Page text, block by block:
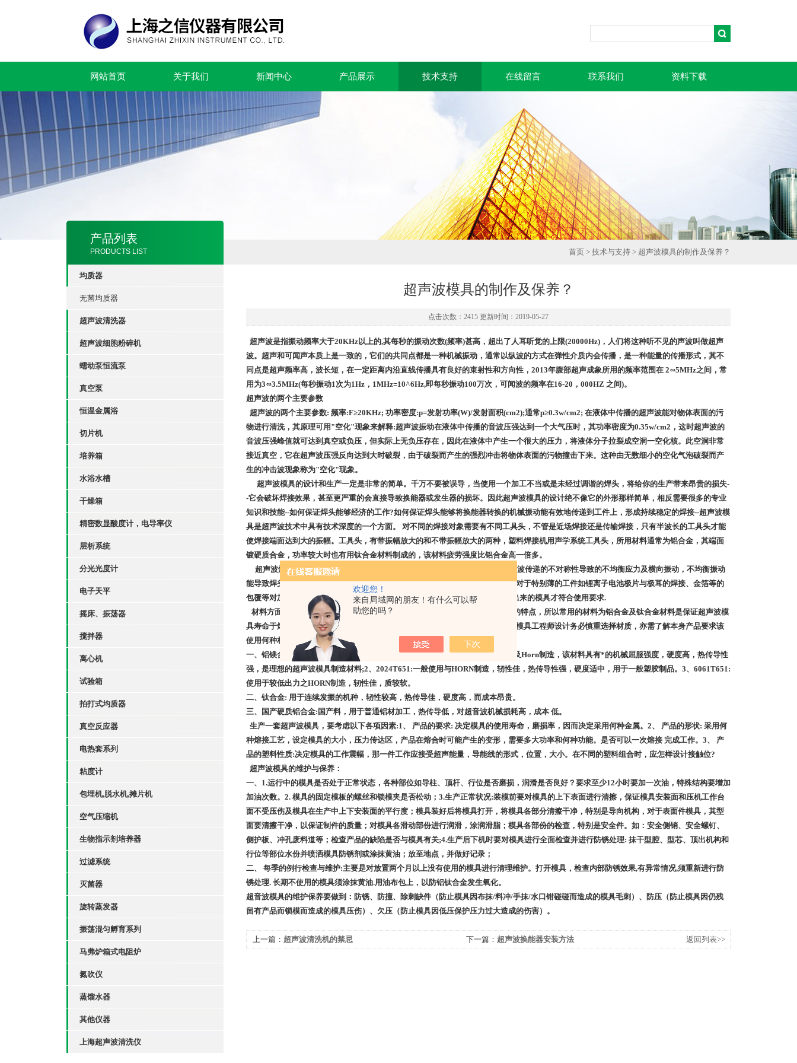
欢迎您！
来自局域网的朋友！有什么可以帮
助您的吗？
网站首页 关于我们 新闻中心 产品展示 技术支持 在线留言 联系我们 资料下载
产品列表
PRODUCTS LIST
均质器
无菌均质器
超声波清洗器
超声波细胞粉碎机
蠕动泵恒流泵
真空泵
恒温金属浴
切片机
培养箱
水浴水槽
干燥箱
精密数显酸度计，电导率仪
层析系统
分光光度计
电子天平
摇床、振荡器
搅拌器
离心机
试验箱
拍打式均质器
真空反应器
电热套系列
粘度计
包埋机,脱水机,摊片机
空气压缩机
生物指示剂培养器
过滤系统
灭菌器
旋转蒸发器
振荡混匀孵育系列
马弗炉箱式电阻炉
氮吹仪
蒸馏水器
其他仪器
上海超声波清洗仪
首页 > 技术与支持 > 超声波模具的制作及保养？
超声波模具的制作及保养？
点击次数：2415 更新时间：2019-05-27
超声波是指振动频率大于20KHz以上的,其每秒的振动次数(频率)甚高，超出了人耳听觉的上限(20000Hz)，人们将这种听不见的声波叫做超声
波。超声和可闻声本质上是一致的，它们的共同点都是一种机械振动，通常以纵波的方式在弹性介质内会传播，是一种能量的传播形式，其不
同点是超声频率高，波长短，在一定距离内沿直线传播具有良好的束射性和方向性，2013年腹部超声成象所用的频率范围在 2∽5MHz之间，常
用为3∽3.5MHz(每秒振动1次为1Hz，1MHz=10^6Hz,即每秒振动100万次，可闻波的频率在16-20，000HZ 之间)。
超声波的两个主要参数
超声波的两个主要参数: 频率:F≥20KHz; 功率密度:p=发射功率(W)/发射面积(cm2);通常p≥0.3w/cm2; 在液体中传播的超声波能对物体表面的污
物进行清洗，其原理可用"空化"现象来解释:超声波振动在液体中传播的音波压强达到一个大气压时，其功率密度为0.35w/cm2，这时超声波的
音波压强峰值就可达到真空或负压，但实际上无负压存在，因此在液体中产生一个很大的压力，将液体分子拉裂成空洞一空化核。此空洞非常
接近真空，它在超声波压强反向达到大时破裂，由于破裂而产生的强烈冲击将物体表面的污物撞击下来。这种由无数细小的空化气泡破裂而产
生的冲击波现象称为"空化"现象。
超声波模具的设计和生产一定是非常的简单。千万不要被误导，当使用一个加工不当或是未经过调谐的焊头，将给你的生产带来昂贵的损失-
-它会破坏焊接效果，甚至更严重的会直接导致换能器或发生器的损坏。因此超声波模具的设计绝不像它的外形那样简单，相反需要很多的专业
知识和技能--如何保证焊头能够经济的工作?如何保证焊头能够将换能器转换的机械振动能有效地传递到工件上，形成持续稳定的焊接--超声波模
具是超声波技术中具有技术深度的一个方面。 对不同的焊接对象需要有不同工具头，不管是近场焊接还是传输焊接，只有半波长的工具头才能
使焊接端面达到大的振幅。工具头，有带振幅放大的和不带振幅放大的两种，塑料焊接机用声学系统工具头，所用材料通常为铝合金，其端面
镀硬质合金，功率较大时也有用钛合金材料制成的，该材料疲劳强度比铝合金高一倍多。
超声波焊头因为工作于高频振动情况下，应尽量保持一个对称设计，以避免声波传递的不对称性导致的不均衡应力及横向振动，不均衡振动
能导致焊头发热及断裂。超声波焊接应用于不同行业对加工精度要求是不同的，对于特别薄的工件如锂离子电池极片与极耳的焊接、金箔等的
包覆等对加工精度的要求非常高,需使用高精度的加工设备进行加工,这样所生产出来的模具才符合使用要求.
材料方面:超声波焊接要求金属材料有柔顺性好(声波传递过程中机械损耗小)好的特点，所以常用的材料为铝合金及钛合金材料是保证超声波模
具寿命于熔接产品效果的主要原因之一，模具完成的过程是复杂的。所以不仅是模具工程师设计务必慎重选择材质，亦需了解本身产品要求该
使用何种材质，避免因疏忽而影响其时效与品质。
一、铝镁合金(7075-T651,2024-T651,6061-T651)1、7075T651:使用于振动系统及Horn制造，该材料具有*的机械屈服强度，硬度高，热传导性
强，是理想的超声波模具制造材料;2、2024T651:一般使用与HORN制造，轫性佳，热传导性强，硬度适中，用于一般塑胶制品。3、6061T651:
使用于较低出力之HORN制造，轫性佳，质较软。
二、钛合金: 用于连续发振的机种，轫性较高，热传导佳，硬度高，而成本昂贵。
三、国产硬质铝合金:国产料，用于普通铝材加工，热传导低，对超音波机械损耗高，成本 低。
生产一套超声波模具，要考虑以下各项因素:1、 产品的要求: 决定模具的使用寿命，磨损率，因而决定采用何种金属。2、 产品的形状: 采用何
种熔接工艺，设定模具的大小，压力传达区，产品在熔合时可能产生的变形，需要多大功率和何种功能。是否可以一次熔接 完成工作。3、 产
品的塑料性质:决定模具的工作震幅，那一件工作应接受超声能量，导能线的形式，位置，大小。在不同的塑料组合时，应怎样设计接触位?
超声波模具的维护与保养：
一、1.运行中的模具是否处于正常状态，各种部位如导柱、顶杆、行位是否磨损，润滑是否良好？要求至少12小时要加一次油，特殊结构要增加
加油次数。2. 模具的固定模板的螺丝和锁模夹是否松动；3.生产正常状况:装模前要对模具的上下表面进行清擦，保证模具安装面和压机工作台
面不受压伤及模具在生产中上下安装面的平行度；模具装好后将模具打开，将模具各部分清擦干净，特别是导向机构，对于表面件模具，其型
面要清擦干净，以保证制件的质量；对模具各滑动部份进行润滑，涂润滑脂；模具各部份的检查，特别是安全件。如：安全侧销、安全螺钉、
侧护板、冲孔废料道等；检查产品的缺陷是否与模具有关;4.生产后下机时要对模具进行全面检查并进行防锈处理: 抹干型腔、型芯、顶出机构和
行位等部位水份并喷洒模具防锈剂或涂抹黄油；放至地点，并做好记录；
二、 每季的例行检查与维护:主要是对放置两个月以上没有使用的模具进行清理维护。打开模具，检查内部防锈效果,有异常情况,须重新进行防
锈处理. 长期不使用的模具须涂抹黄油.用油布包上，以防铝钛合金发生氧化。
超音波模具的维护保养要做到：防锈、防撞、除刺缺件（防止模具因布抹/料冲/手抹/水口钳碰碰而造成的模具毛刺）、防压（防止模具因仍残
留有产品而锁模而造成的模具压伤）、欠压（防止模具因低压保护压力过大造成的伤害）。
上一篇： 超声波清洗机的禁忌 下一篇： 超声波换能器安装方法 返回列表>>